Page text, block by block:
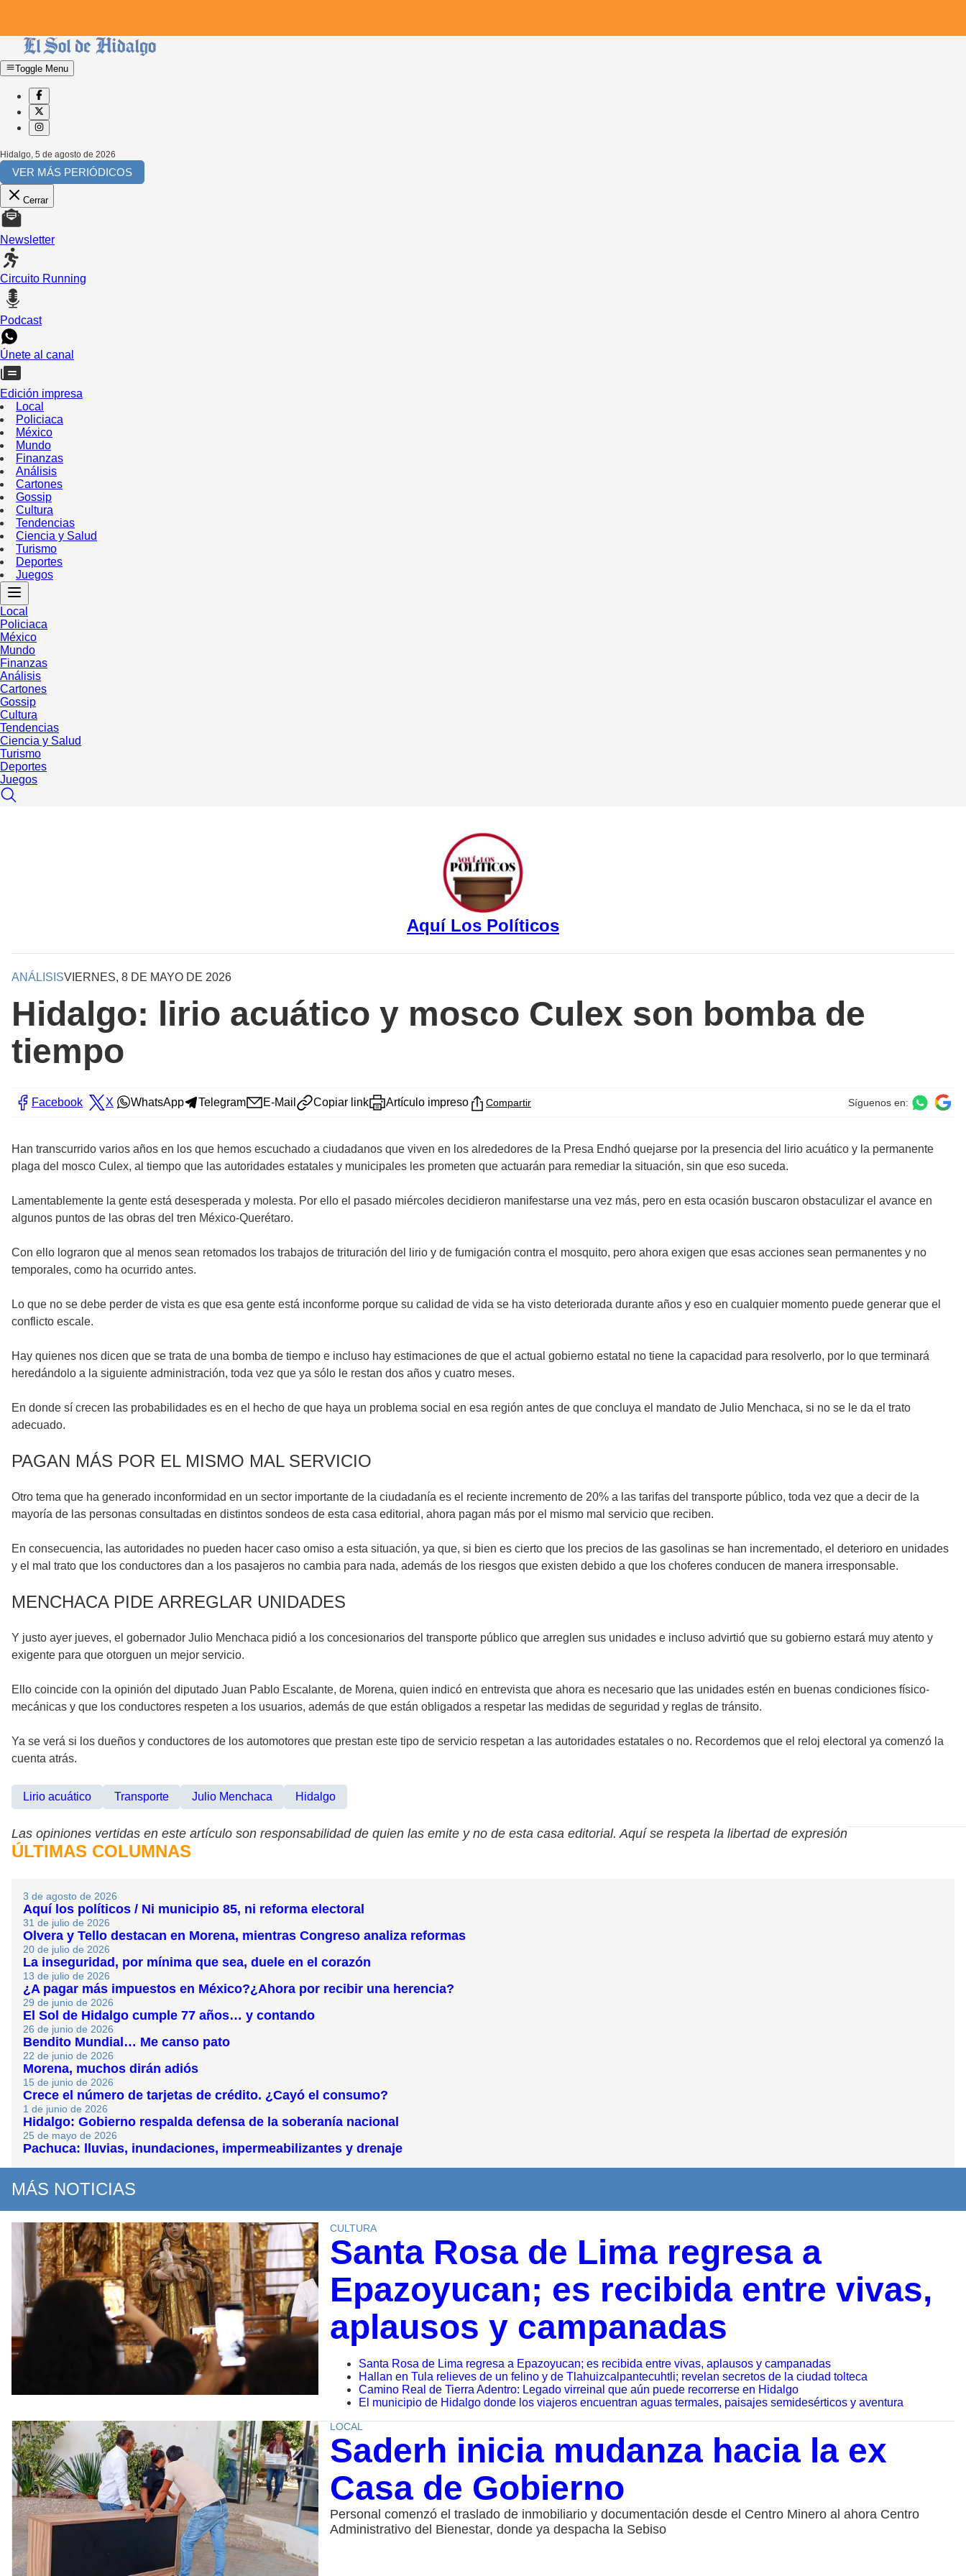
Toggle Menu
Hidalgo, 5 de agosto de 2026
VER MÁS PERIÓDICOS
Cerrar
Newsletter
Circuito Running
Podcast
Únete al canal
Edición impresa
Local
Policiaca
México
Mundo
Finanzas
Análisis
Cartones
Gossip
Cultura
Tendencias
Ciencia y Salud
Turismo
Deportes
Juegos
Local
Policiaca
México
Mundo
Finanzas
Análisis
Cartones
Gossip
Cultura
Tendencias
Ciencia y Salud
Turismo
Deportes
Juegos
Aquí Los Políticos
ANÁLISISVIERNES, 8 DE MAYO DE 2026
Hidalgo: lirio acuático y mosco Culex son bomba de
tiempo
Facebook X WhatsApp Telegram E-Mail Copiar link Artículo impreso Compartir Síguenos en:
Han transcurrido varios años en los que hemos escuchado a ciudadanos que viven en los alrededores de la Presa Endhó quejarse por la presencia del lirio acuático y la permanente
plaga del mosco Culex, al tiempo que las autoridades estatales y municipales les prometen que actuarán para remediar la situación, sin que eso suceda.
Lamentablemente la gente está desesperada y molesta. Por ello el pasado miércoles decidieron manifestarse una vez más, pero en esta ocasión buscaron obstaculizar el avance en
algunos puntos de las obras del tren México-Querétaro.
Con ello lograron que al menos sean retomados los trabajos de trituración del lirio y de fumigación contra el mosquito, pero ahora exigen que esas acciones sean permanentes y no
temporales, como ha ocurrido antes.
Lo que no se debe perder de vista es que esa gente está inconforme porque su calidad de vida se ha visto deteriorada durante años y eso en cualquier momento puede generar que el
conflicto escale.
Hay quienes nos dicen que se trata de una bomba de tiempo e incluso hay estimaciones de que el actual gobierno estatal no tiene la capacidad para resolverlo, por lo que terminará
heredándolo a la siguiente administración, toda vez que ya sólo le restan dos años y cuatro meses.
En donde sí crecen las probabilidades es en el hecho de que haya un problema social en esa región antes de que concluya el mandato de Julio Menchaca, si no se le da el trato
adecuado.
PAGAN MÁS POR EL MISMO MAL SERVICIO
Otro tema que ha generado inconformidad en un sector importante de la ciudadanía es el reciente incremento de 20% a las tarifas del transporte público, toda vez que a decir de la
mayoría de las personas consultadas en distintos sondeos de esta casa editorial, ahora pagan más por el mismo mal servicio que reciben.
En consecuencia, las autoridades no pueden hacer caso omiso a esta situación, ya que, si bien es cierto que los precios de las gasolinas se han incrementado, el deterioro en unidades
y el mal trato que los conductores dan a los pasajeros no cambia para nada, además de los riesgos que existen debido a que los choferes conducen de manera irresponsable.
MENCHACA PIDE ARREGLAR UNIDADES
Y justo ayer jueves, el gobernador Julio Menchaca pidió a los concesionarios del transporte público que arreglen sus unidades e incluso advirtió que su gobierno estará muy atento y
exigente para que otorguen un mejor servicio.
Ello coincide con la opinión del diputado Juan Pablo Escalante, de Morena, quien indicó en entrevista que ahora es necesario que las unidades estén en buenas condiciones físico-
mecánicas y que los conductores respeten a los usuarios, además de que están obligados a respetar las medidas de seguridad y reglas de tránsito.
Ya se verá si los dueños y conductores de los automotores que prestan este tipo de servicio respetan a las autoridades estatales o no. Recordemos que el reloj electoral ya comenzó la
cuenta atrás.
Lirio acuático Transporte Julio Menchaca Hidalgo
Las opiniones vertidas en este artículo son responsabilidad de quien las emite y no de esta casa editorial. Aquí se respeta la libertad de expresión
ÚLTIMAS COLUMNAS
3 de agosto de 2026
Aquí los políticos / Ni municipio 85, ni reforma electoral
31 de julio de 2026
Olvera y Tello destacan en Morena, mientras Congreso analiza reformas
20 de julio de 2026
La inseguridad, por mínima que sea, duele en el corazón
13 de julio de 2026
¿A pagar más impuestos en México?¿Ahora por recibir una herencia?
29 de junio de 2026
El Sol de Hidalgo cumple 77 años… y contando
26 de junio de 2026
Bendito Mundial… Me canso pato
22 de junio de 2026
Morena, muchos dirán adiós
15 de junio de 2026
Crece el número de tarjetas de crédito. ¿Cayó el consumo?
1 de junio de 2026
Hidalgo: Gobierno respalda defensa de la soberanía nacional
25 de mayo de 2026
Pachuca: lluvias, inundaciones, impermeabilizantes y drenaje
MÁS NOTICIAS
CULTURA
Santa Rosa de Lima regresa a
Epazoyucan; es recibida entre vivas,
aplausos y campanadas
Santa Rosa de Lima regresa a Epazoyucan; es recibida entre vivas, aplausos y campanadas
Hallan en Tula relieves de un felino y de Tlahuizcalpantecuhtli; revelan secretos de la ciudad tolteca
Camino Real de Tierra Adentro: Legado virreinal que aún puede recorrerse en Hidalgo
El municipio de Hidalgo donde los viajeros encuentran aguas termales, paisajes semidesérticos y aventura
LOCAL
Saderh inicia mudanza hacia la ex
Casa de Gobierno
Personal comenzó el traslado de inmobiliario y documentación desde el Centro Minero al ahora Centro
Administrativo del Bienestar, donde ya despacha la Sebiso